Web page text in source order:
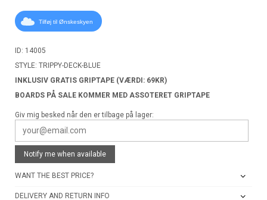
Tilføj til Ønskeskyen
ID: 14005
STYLE: TRIPPY-DECK-BLUE
INKLUSIV GRATIS GRIPTAPE (VÆRDI: 69KR)
BOARDS PÅ SALE KOMMER MED ASSOTERET GRIPTAPE
Giv mig besked når den er tilbage på lager:
Notify me when available
WANT THE BEST PRICE?
DELIVERY AND RETURN INFO